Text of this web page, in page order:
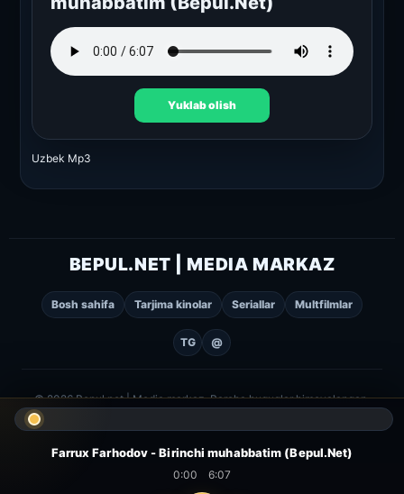
Yuklab olish
Uzbek Mp3
BEPUL.NET | MEDIA MARKAZ
Bosh sahifa Tarjima kinolar Seriallar Multfilmlar
TG @
© 2026 Bepul.net | Media markaz. Barcha huquqlar himoyalangan.
Farrux Farhodov - Birinchi muhabbatim (Bepul.Net)
0:00 6:07